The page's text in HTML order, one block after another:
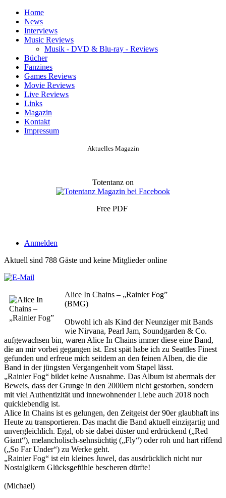
Home
News
Interviews
Music Reviews
Musik - DVD & Blu-ray - Reviews
Bücher
Fanzines
Games Reviews
Movie Reviews
Live Reviews
Links
Magazin
Kontakt
Impressum
Aktuelles Magazin
Totentanz on
Free PDF
Anmelden
Aktuell sind 788 Gäste und keine Mitglieder online
Alice In Chains – „Rainier Fog”
(BMG)
Obwohl ich als Kind der Neunziger mit Bands
wie Nirvana, Pearl Jam, Soundgarden & Co.
aufgewachsen bin, waren Alice In Chains immer diese eine Band,
die an mir vorbei gegangen ist. Erst spät habe ich zu Seattles Finest
gefunden und erfreue mich seitdem an den feinen Alben, die die
Band in der jüngsten Vergangenheit vom Stapel lässt.
„Rainier Fog“ bildet keine Ausnahme. Das Album ist abermals der
Beweis, dass der Grunge in den 2000ern nicht gestorben, sondern
mit viel Authentizität und innewohnender Liebe auch 2018 noch
quicklebendig ist.
Alice In Chains ist es gelungen, den Zeitgeist der 90er glaubhaft ins
Heute zu transportieren. Das macht die Band aktuell einzigartig und
unvergleichlich. Egal, ob sie dabei düster und erdrückend („Red
Giant“), melancholisch-sehnsüchtig („Fly“) oder roh und hart riffend
(„So Far Under“) zu Werke geht.
„Rainier Fog“ ist ein kleines Juwel, das ausdrücklich nicht nur
Nostalgikern Glücksgefühle bescheren dürfte!
(Michael)